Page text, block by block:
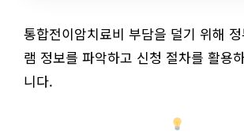
통합전이암치료비 부담을 덜기 위해
램 정보를 파악하고 신청 절차를 활용
니다.